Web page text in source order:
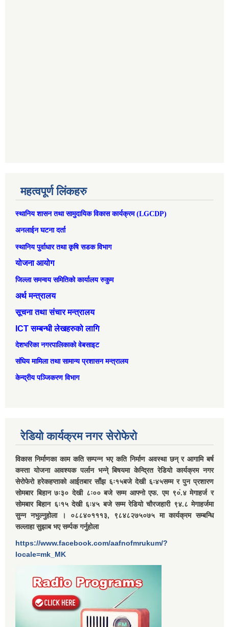
महत्वपूर्ण लिंकहरु
स्थानिय शासन तथा सामुदायिक विकास कार्यक्रम (LGCDP)
अनलाईन घटना दर्ता
स्थानिय पुर्वाधार तथा कृषि सडक विभाग
योजना आयोग
जिल्ला समन्वय समितिको कार्यालय रुकुम
अर्थ मन्त्रालय
सूचना तथा संचार मन्त्रालय
ICT सम्बन्धी लेखहरुको लागि
देशभरिका नगरपालिकाको वेबसाइट
संघिय मामिला तथा सामान्‍य प्रशासन मन्त्रालय
केन्द्रीय पञ्जिकरण विभाग
रेडियो कार्यक्रम नगर सेरोफेरो
विकास निर्माणका काम कति सम्पन्न भए कति निर्माण अवस्था छन् र आगामि बर्ष
कस्ता योजना आवश्यक पर्लान भन्ने् बिषयमा केन्द्रित रेडियो कार्यक्रम नगर
सेरोफेरो हरेकहप्ताको आईतबार साँझ ६ः१५बजे देखी ६ः४५सम्म र पुन प्रशारण
सोमबार बिहान ७ः३० देखी ८ः०० बजे सम्म आफ्नो एफ. एम ९०ं.४ मेगाहर्ज र
सोमबार बिहान ६ः१५ देखी ६ः४५ बजे सम्म रेडियो चौरजहारी ९४.८ मेगाहर्जमा
सुन्न नभुल्नुहोला । ०८८४०१११३, ९८४८२७५०७५ मा कार्यक्रम सम्बन्धि
सल्लाहा सुझाब भए सर्म्पक गर्नुहोला
https://www.facebook.com/aafnofmrukum/?
locale=mk_MK